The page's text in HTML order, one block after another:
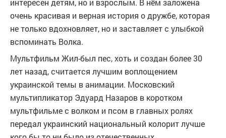
интересен детям, но и взрослым. В нём заложена
очень красивая и верная история о дружбе, которая
не только вдохновляет, но и заставляет с улыбкой
вспоминать Волка.
Мультфильм Жил-был пес, хоть и создан более 30
лет назад, считается лучшим воплощением
украинской темы в анимации. Московский
мультипликатор Эдуард Назаров в коротком
мультфильме с волком и псом в главных ролях
передал украинский национальный колорит лучше